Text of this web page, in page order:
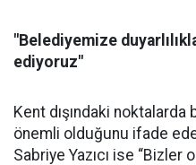
"Belediyemize
ediyoruz"
Kent dışındaki noktalarda
önemli olduğunu ifade
Sabriye Yazıcı ise “Bizler